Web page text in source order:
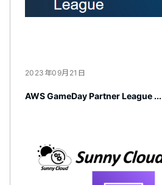
2023年09月21日
AWS GameDay Partner League ...